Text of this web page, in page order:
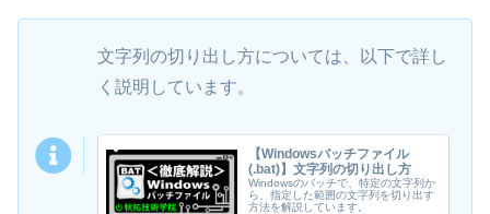
文字列の切り出し方については、以下で詳し
く説明しています。
【Windowsバッチファイル
(.bat)】文字列の切り出し方
Windowsのバッチで、特定の文字列か
ら、指定した範囲の文字列を切り出す
方法を解説しています。